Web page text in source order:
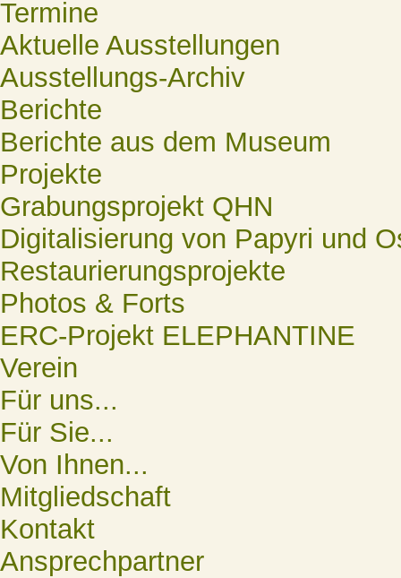
Termine
Aktuelle Ausstellungen
Ausstellungs-Archiv
Berichte
Berichte aus dem Museum
Projekte
Grabungsprojekt QHN
Digitalisierung von Papyri und
Restaurierungsprojekte
Photos & Forts
ERC-Projekt ELEPHANTINE
Verein
Für uns...
Für Sie...
Von Ihnen...
Mitgliedschaft
Kontakt
Ansprechpartner